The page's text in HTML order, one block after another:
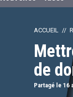
ACCUEIL
de
Partagé le 16